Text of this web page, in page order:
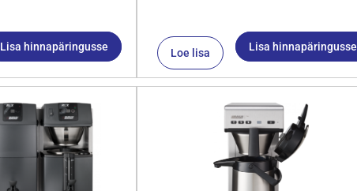
Lisa hinnapäringusse Loe lisa Lisa hinnapäringusse